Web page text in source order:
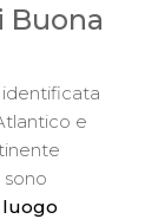
Buona
identificata
e